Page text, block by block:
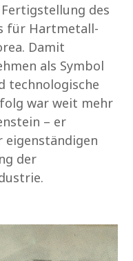
des
für Hartmetall-
Damit
als Symbol
war weit mehr
– er
eigenständigen
der